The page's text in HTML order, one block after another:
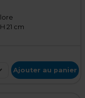
21 cm
Ajouter au panier